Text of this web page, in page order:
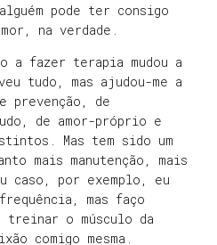
pode ter consigo
na verdade.
a fazer terapia mudou a
tudo, mas ajudou-me a
prevenção, de
de amor-próprio e
Mas tem sido um
mais manutenção, mais
caso, por exemplo, eu
mas faço
treinar o músculo da
comigo mesma.